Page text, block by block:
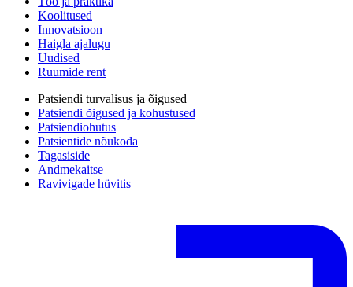
Koolitused
Innovatsioon
Haigla ajalugu
Uudised
Ruumide rent
Patsiendi turvalisus ja õigused
Patsiendi õigused ja kohustused
Patsiendiohutus
Patsientide nõukoda
Tagasiside
Andmekaitse
Ravivigade hüvitis